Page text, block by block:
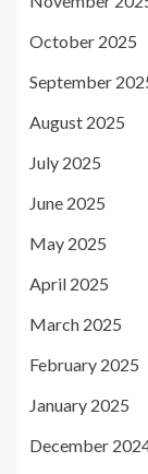
October 2025
September
August 2025
July 2025
June 2025
May 2025
April 2025
March 2025
February 2025
January 2025
December